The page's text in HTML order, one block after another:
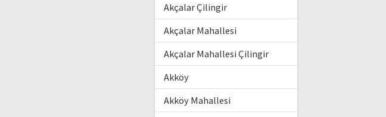
Akçalar Çilingir
Akçalar Mahallesi
Akçalar Mahallesi Çilingir
Akköy
Akköy Mahallesi